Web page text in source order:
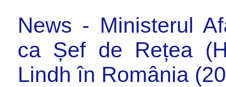
News - Ministerul
ca Șef de Rețea
Lindh în România